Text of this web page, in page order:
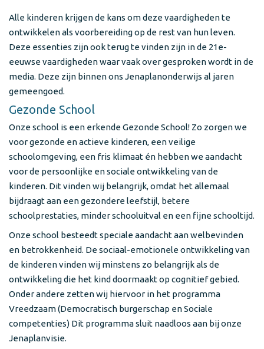
Alle kinderen krijgen de kans om deze vaardigheden te
ontwikkelen als voorbereiding op de rest van hun leven.
Deze essenties zijn ook terug te vinden zijn in de 21e-
eeuwse vaardigheden waar vaak over gesproken wordt in de
media. Deze zijn binnen ons Jenaplanonderwijs al jaren
gemeengoed.
Gezonde School
Onze school is een erkende Gezonde School! Zo zorgen we
voor gezonde en actieve kinderen, een veilige
schoolomgeving, een fris klimaat én hebben we aandacht
voor de persoonlijke en sociale ontwikkeling van de
kinderen. Dit vinden wij belangrijk, omdat het allemaal
bijdraagt aan een gezondere leefstijl, betere
schoolprestaties, minder schooluitval en een fijne schooltijd.
Onze school besteedt speciale aandacht aan welbevinden
en betrokkenheid. De sociaal-emotionele ontwikkeling van
de kinderen vinden wij minstens zo belangrijk als de
ontwikkeling die het kind doormaakt op cognitief gebied.
Onder andere zetten wij hiervoor in het programma
Vreedzaam (Democratisch burgerschap en Sociale
competenties) Dit programma sluit naadloos aan bij onze
Jenaplanvisie.